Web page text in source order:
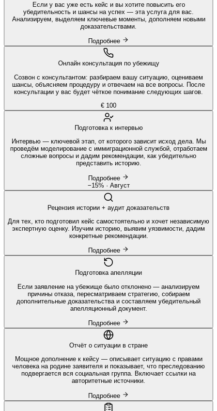
Если у вас уже есть кейс и вы хотите повысить его
убедительность и шансы на успех — эта услуга для вас.
Анализируем, выделяем ключевые моменты, дополняем новыми
доказательствами.
Подробнее
Онлайн консультация по убежищу
Созвон с консультантом: разбираем вашу ситуацию, оцениваем
шансы, объясняем процедуру и отвечаем на все вопросы. После
консультации у вас будет чёткое понимание следующих шагов.
€ 100
Подготовка к интервью
Интервью — ключевой этап, от которого зависит исход дела. Мы
проведём моделирование с иммиграционной службой, отработаем
сложные вопросы и дадим рекомендации, как убедительно
представить историю.
Подробнее
−15% · Август
Рецензия истории + аудит доказательств
Для тех, кто подготовил кейс самостоятельно и хочет независимую
экспертную оценку. Изучим историю, выявим уязвимости, дадим
конкретные рекомендации.
Подробнее
Подготовка апелляции
Если заявление на убежище было отклонено — анализируем
причины отказа, пересматриваем стратегию, собираем
дополнительные доказательства и составляем убедительный
апелляционный документ.
Подробнее
Отчёт о ситуации в стране
Мощное дополнение к кейсу — описывает ситуацию с правами
человека на родине заявителя и показывает, что преследованию
подвергается вся социальная группа. Включает ссылки на
авторитетные источники.
Подробнее